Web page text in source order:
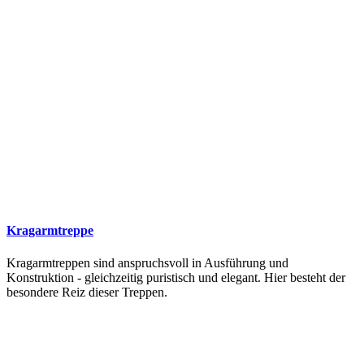
Kragarmtreppe
Kragarmtreppen sind anspruchsvoll in Ausführung und
Konstruktion - gleichzeitig puristisch und elegant. Hier besteht der
besondere Reiz dieser Treppen.